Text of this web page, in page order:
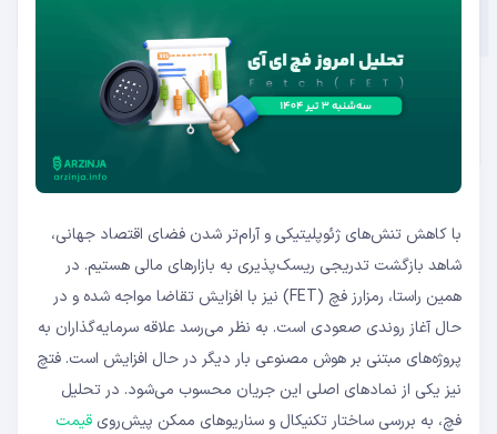
با کاهش تنش‌های ژئوپلیتیکی و آرام‌تر شدن فضای اقتصاد جهانی،
شاهد بازگشت تدریجی ریسک‌پذیری به بازارهای مالی هستیم. در
همین راستا، رمزارز فچ (FET) نیز با افزایش تقاضا مواجه شده و در
حال آغاز روندی صعودی است. به نظر می‌رسد علاقه سرمایه‌گذاران به
پروژه‌های مبتنی بر هوش مصنوعی بار دیگر در حال افزایش است. فتچ
نیز یکی از نمادهای اصلی این جریان محسوب می‌شود. در تحلیل
فچ، به بررسی ساختار تکنیکال و سناریوهای ممکن پیش‌روی قیمت